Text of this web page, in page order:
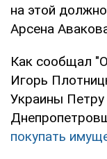
на этой
Арсена
Как сообщал
Игорь
Украины
покупать